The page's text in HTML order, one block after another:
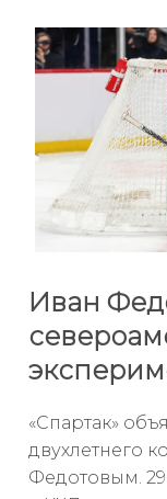
Иван
«Спартак»
двухлетнего
Федотовым.